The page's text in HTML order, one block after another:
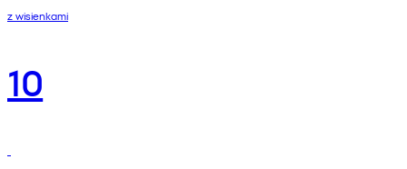
z wisienkami
10